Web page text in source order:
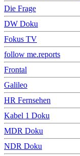
Die Frage
DW Doku
Fokus TV
follow me.reports
Frontal
Galileo
HR Fernsehen
Kabel 1 Doku
MDR Doku
NDR Doku